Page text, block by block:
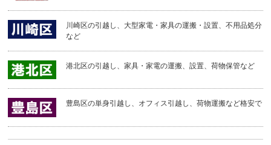
川崎区の引越し、大型家電・家具の運搬・設置、不用品処分
など
港北区の引越し、家具・家電の運搬、設置、荷物保管など
豊島区の単身引越し、オフィス引越し、荷物運搬など格安で